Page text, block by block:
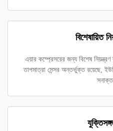
বিশেষায়িত
এয়ার কম্প্রেসরের জন্য বিশেষ
তাপমাত্রা সেন্সর অন্তর্ভুক্ত রয়েছে,